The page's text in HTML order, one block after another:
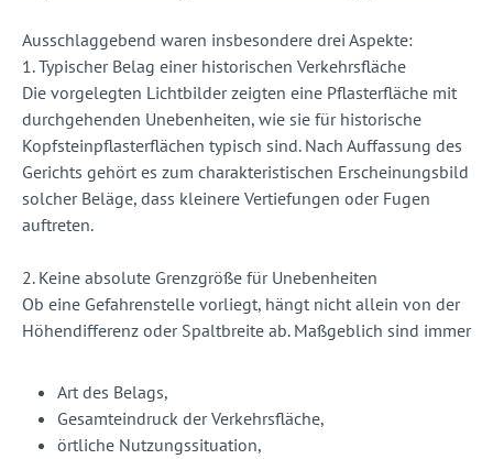
Ausschlaggebend waren insbesondere drei Aspekte:
1. Typischer Belag einer historischen Verkehrsfläche
Die vorgelegten Lichtbilder zeigten eine Pflasterfläche mit
durchgehenden Unebenheiten, wie sie für historische
Kopfsteinpflasterflächen typisch sind. Nach Auffassung des
Gerichts gehört es zum charakteristischen Erscheinungsbild
solcher Beläge, dass kleinere Vertiefungen oder Fugen
auftreten.
2. Keine absolute Grenzgröße für Unebenheiten
Ob eine Gefahrenstelle vorliegt, hängt nicht allein von der
Höhendifferenz oder Spaltbreite ab. Maßgeblich sind immer
Art des Belags,
Gesamteindruck der Verkehrsfläche,
örtliche Nutzungssituation,